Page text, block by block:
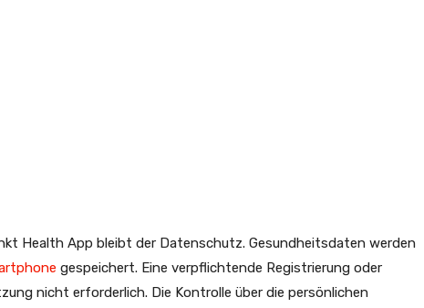
Health App bleibt der Datenschutz. Gesundheitsdaten werden
gespeichert. Eine verpflichtende Registrierung oder
nicht erforderlich. Die Kontrolle über die persönlichen